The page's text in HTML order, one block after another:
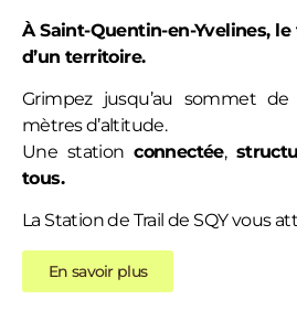
À Saint-Quentin-en-Yvelines,
d’un territoire.
Grimpez jusqu’au sommet de
mètres d’altitude.
Une stationconnectée,
tous.
La Station de Trail de SQY vous
En savoir plus